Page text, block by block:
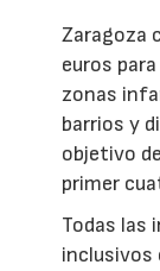
Zaragoza
euros
zonas
barrios y
objetivo
primer
Todas las
inclusivos